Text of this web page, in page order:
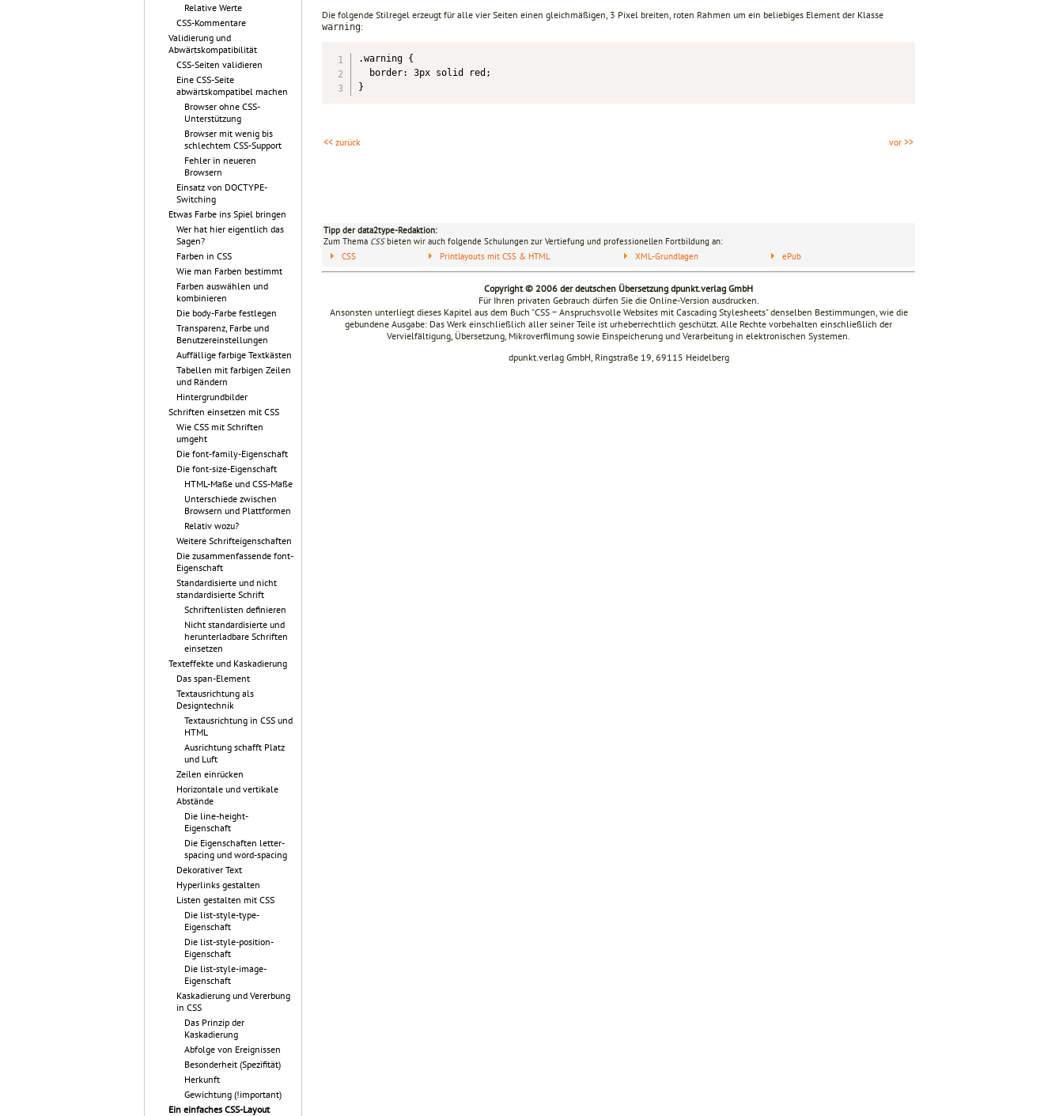
Relative Werte
CSS-Kommentare
Validierung und
Abwärtskompatibilität
CSS-Seiten validieren
Eine CSS-Seite
abwärtskompatibel machen
Browser ohne CSS-
Unterstützung
Browser mit wenig bis
schlechtem CSS-Support
Fehler in neueren
Browsern
Einsatz von DOCTYPE-
Switching
Etwas Farbe ins Spiel bringen
Wer hat hier eigentlich das
Sagen?
Farben in CSS
Wie man Farben bestimmt
Farben auswählen und
kombinieren
Die body-Farbe festlegen
Transparenz, Farbe und
Benutzereinstellungen
Auffällige farbige Textkästen
Tabellen mit farbigen Zeilen
und Rändern
Hintergrundbilder
Schriften einsetzen mit CSS
Wie CSS mit Schriften
umgeht
Die font-family-Eigenschaft
Die font-size-Eigenschaft
HTML-Maße und CSS-Maße
Unterschiede zwischen
Browsern und Plattformen
Relativ wozu?
Weitere Schrifteigenschaften
Die zusammenfassende font-
Eigenschaft
Standardisierte und nicht
standardisierte Schrift
Schriftenlisten definieren
Nicht standardisierte und
herunterladbare Schriften
einsetzen
Texteffekte und Kaskadierung
Das span-Element
Textausrichtung als
Designtechnik
Textausrichtung in CSS und
HTML
Ausrichtung schafft Platz
und Luft
Zeilen einrücken
Horizontale und vertikale
Abstände
Die line-height-
Eigenschaft
Die Eigenschaften letter-
spacing und word-spacing
Dekorativer Text
Hyperlinks gestalten
Listen gestalten mit CSS
Die list-style-type-
Eigenschaft
Die list-style-position-
Eigenschaft
Die list-style-image-
Eigenschaft
Kaskadierung und Vererbung
in CSS
Das Prinzip der
Kaskadierung
Abfolge von Ereignissen
Besonderheit (Spezifität)
Herkunft
Gewichtung (!important)
Ein einfaches CSS-Layout
Die folgende Stilregel erzeugt für alle vier Seiten einen gleichmäßigen, 3 Pixel breiten, roten Rahmen um ein beliebiges Element der Klasse
warning:
.warning {
  border: 3px solid red;
}
<< zurück vor >>
Tipp der data2type-Redaktion:
Zum Thema CSSbieten wir auch folgende Schulungen zur Vertiefung und professionellen Fortbildung an:
CSS
Printlayouts mit CSS & HTML XML-Grundlagen ePub
Copyright © 2006 der deutschen Übersetzung dpunkt.verlag GmbH
Für Ihren privaten Gebrauch dürfen Sie die Online-Version ausdrucken.
Ansonsten unterliegt dieses Kapitel aus dem Buch "CSS − Anspruchsvolle Websites mit Cascading Stylesheets" denselben Bestimmungen, wie die
gebundene Ausgabe: Das Werk einschließlich aller seiner Teile ist urheberrechtlich geschützt. Alle Rechte vorbehalten einschließlich der
Vervielfältigung, Übersetzung, Mikroverfilmung sowie Einspeicherung und Verarbeitung in elektronischen Systemen.
dpunkt.verlag GmbH, Ringstraße 19, 69115 Heidelberg